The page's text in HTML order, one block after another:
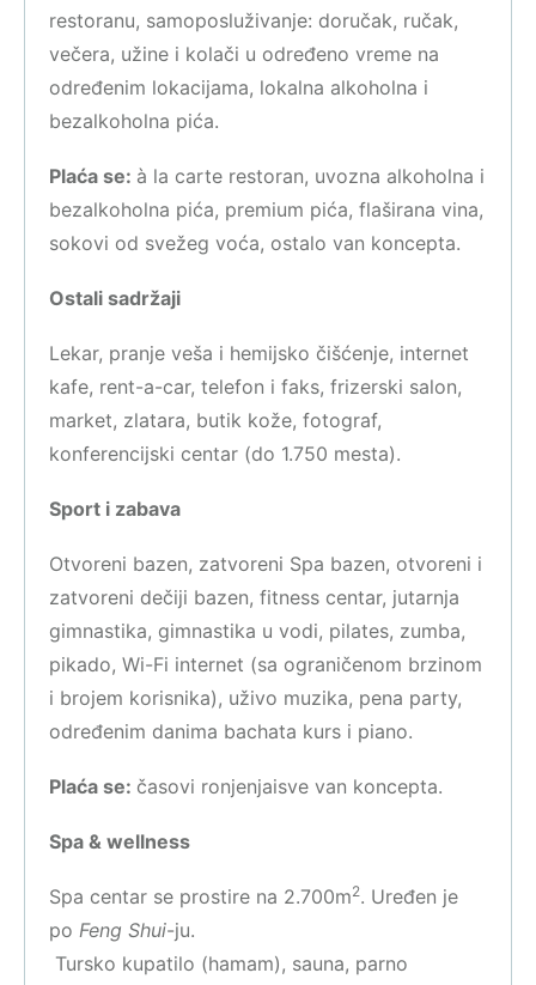
restoranu, samoposluživanje: doručak, ručak,
večera, užine i kolači u određeno vreme na
određenim lokacijama, lokalna alkoholna i
bezalkoholna pića.
Plaća se: à la carte restoran, uvozna alkoholna i
bezalkoholna pića, premium pića, flaširana vina,
sokovi od svežeg voća, ostalo van koncepta.
Ostali sadržaji
Lekar, pranje veša i hemijsko čišćenje, internet
kafe, rent-a-car, telefon i faks, frizerski salon,
market, zlatara, butik kože, fotograf,
konferencijski centar (do 1.750 mesta).
Sport i zabava
Otvoreni bazen, zatvoreni Spa bazen, otvoreni i
zatvoreni dečiji bazen, fitness centar, jutarnja
gimnastika, gimnastika u vodi, pilates, zumba,
pikado, Wi-Fi internet (sa ograničenom brzinom
i brojem korisnika), uživo muzika, pena party,
određenim danima bachata kurs i piano.
Plaća se: časovi ronjenjaisve van koncepta.
Spa & wellness
Spa centar se prostire na 2.700m2. Uređen je
po Feng Shui-ju.
Tursko kupatilo (hamam), sauna, parno